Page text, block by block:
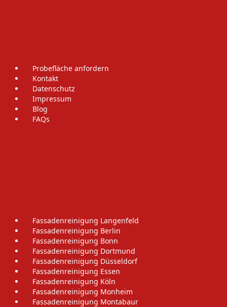
Probefläche anfordern
Kontakt
Datenschutz
Impressum
Blog
FAQs
Fassadenreinigung Langenfeld
Fassadenreinigung Berlin
Fassadenreinigung Bonn
Fassadenreinigung Dortmund
Fassadenreinigung Düsseldorf
Fassadenreinigung Essen
Fassadenreinigung Köln
Fassadenreinigung Monheim
Fassadenreinigung Montabaur